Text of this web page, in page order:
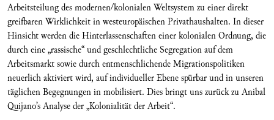
Arbeitsteilung des modernen/kolonialen Weltsystem zu einer direkt
greifbaren Wirklichkeit in westeuropäischen Privathaushalten. In dieser
Hinsicht werden die Hinterlassenschaften einer kolonialen Ordnung, die
durch eine „rassische“ und geschlechtliche Segregation auf dem
Arbeitsmarkt sowie durch entmenschlichende Migrationspolitiken
neuerlich aktiviert wird, auf individueller Ebene spürbar und in unseren
täglichen Begegnungen in mobilisiert. Dies bringt uns zurück zu Anibal
Quijano’s Analyse der „Kolonialität der Arbeit“.